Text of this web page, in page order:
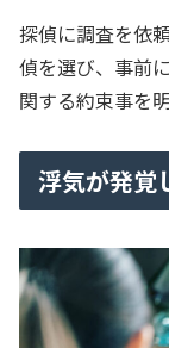
探偵に調査を依
偵を選び、事前
関する約束事を
浮気が発覚